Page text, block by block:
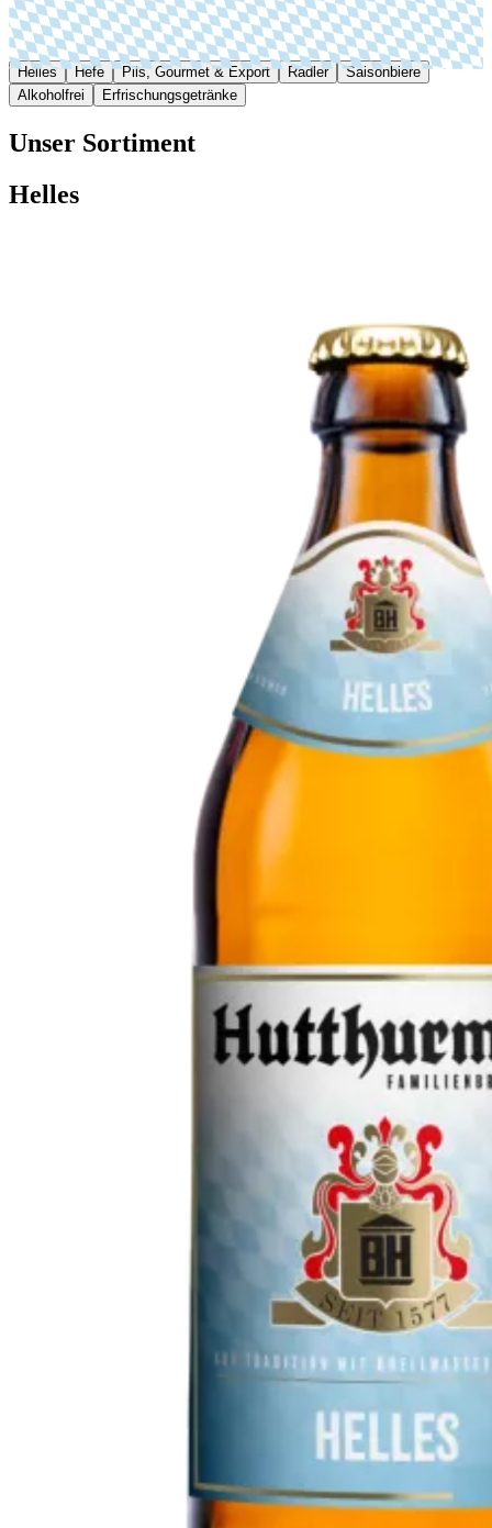
Helles Hefe Pils, Gourmet & Export Radler
Saisonbiere
Alkoholfrei
Erfrischungs­­­­­­getränke
Unser Sortiment
Helles